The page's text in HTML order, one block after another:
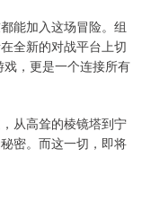
能加入这场冒险。组
全新的对战平台上切
，更是一个连接所有
从高耸的棱镜塔到宁
密。而这一切，即将